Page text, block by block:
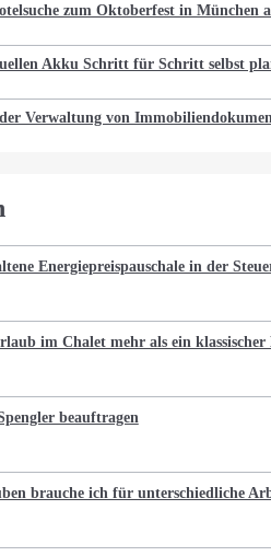
zum Oktoberfest in München
Akku Schritt für Schritt selbst
Verwaltung von
Energiepreispauschale in der
im Chalet mehr als ein
beauftragen
brauche ich für unterschiedliche